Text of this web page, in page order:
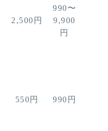
2,500円
990〜
9,900
円
550円 990円